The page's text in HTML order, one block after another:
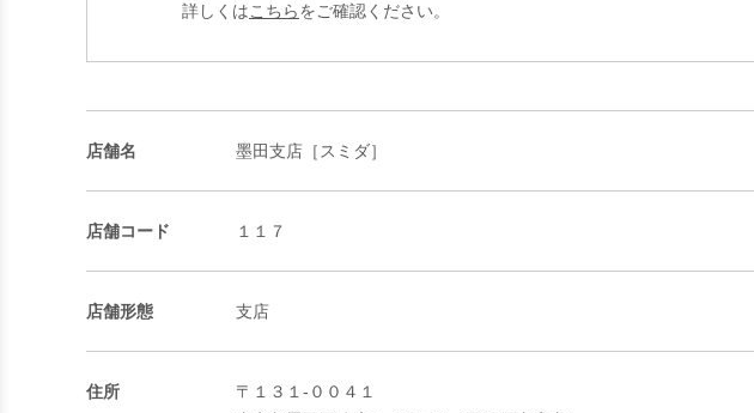
詳しくはこちらをご確認ください。
店舗名 墨田支店［スミダ］
店舗コード １１７
店舗形態 支店
住所
〒１３１-００４１